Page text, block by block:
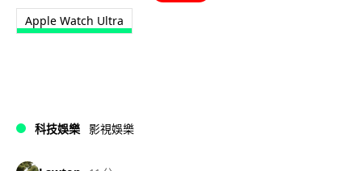
Apple Watch Ultra
科技娛樂 影視娛樂